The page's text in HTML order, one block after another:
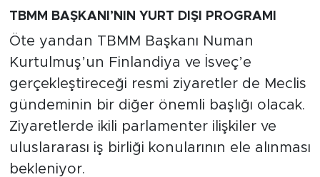
TBMM BAŞKANI’NIN YURT DIŞI PROGRAMI
Öte yandan TBMM Başkanı Numan
Kurtulmuş’un Finlandiya ve İsveç’e
gerçekleştireceği resmi ziyaretler de Meclis
gündeminin bir diğer önemli başlığı olacak.
Ziyaretlerde ikili parlamenter ilişkiler ve
uluslararası iş birliği konularının ele alınması
bekleniyor.